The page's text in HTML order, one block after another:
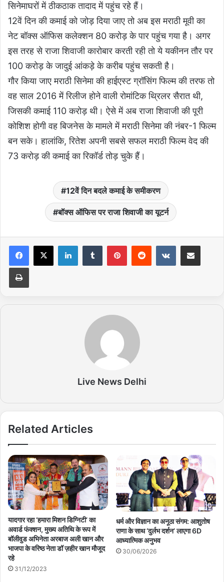
सिनेमाघरों में ठीकठाक तादाद में पहुंच रहे हैं।
12वें दिन की कमाई को जोड़ दिया जाए तो अब इस मराठी मूवी का
नेट बॉक्स ऑफिस कलेक्शन 80 करोड़ के पार पहुंच गया है। अगर
इस तरह से राजा शिवाजी कारोबार करती रही तो ये यकीनन तौर पर
100 करोड़ के जादुई आंकड़े के करीब पहुंच सकती है।
गौर किया जाए मराठी सिनेमा की हाईएस्ट ग्रॉसिंग फिल्म की तरफ तो
वह साल 2016 में रिलीज होने वाली रोमांटिक थ्रिलर सैरात थी,
जिसकी कमाई 110 करोड़ थी। ऐसे में अब राजा शिवाजी की पूरी
कोशिश होगी वह बिजनेस के मामले में मराठी सिनेमा की नंबर-1 फिल्म
बन सके। हालांकि, रितेश अपनी सबसे सफल मराठी फिल्म वेद की
73 करोड़ की कमाई का रिकॉर्ड तोड़ चुके हैं।
12वें दिन बदले कमाई के समीकरण
बॉक्स ऑफिस पर राजा शिवाजी का यूटर्न
Live News Delhi
Related Articles
यादगार रहा ‘हमारा मिशन डिग्निटी’ का
अवार्ड फंक्शन, मुख्य अतिथि के रूप में
बॉलीवुड अभिनेता अरबाज अली खान और
भाजपा के वरिष्ठ नेता डॉ ज़हीर खान मौजूद
रहे
31/12/2023
धर्म और विज्ञान का अनूठा संगम: आशुतोष
राणा के साथ ‘दुर्लभ दर्शन’ लाएगा 6D
आध्यात्मिक अनुभव
30/06/2026